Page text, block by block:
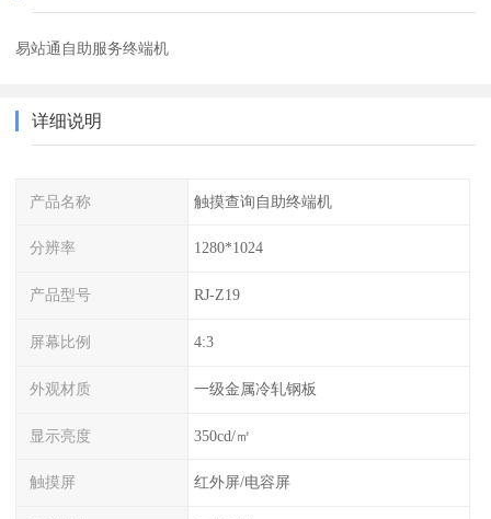
易站通自助服务终端机
详细说明
产品名称 触摸查询自助终端机
分辨率 1280*1024
产品型号 RJ-Z19
屏幕比例 4:3
外观材质 一级金属冷轧钢板
显示亮度 350cd/㎡
触摸屏 红外屏/电容屏